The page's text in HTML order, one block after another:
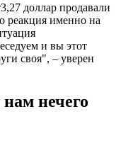
доллар продавали
реакция именно на
и вы этот
своя", – уверен
нечего